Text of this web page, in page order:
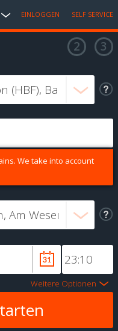
EINLOGGEN SELF SERVICE
We take into account
Weitere Optionen